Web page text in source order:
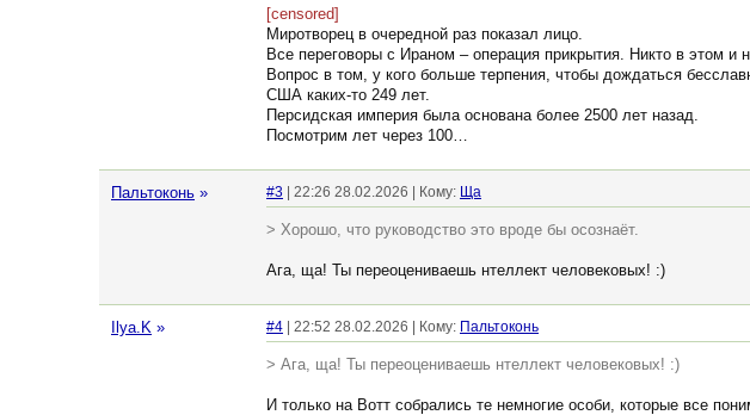
[censored]
Миротворец в очередной раз показал лицо.
Все переговоры с Ираном – операция прикрытия. Никто в этом и
Вопрос в том, у кого больше терпения, чтобы дождаться
США каких-то 249 лет.
Персидская империя была основана более 2500 лет назад.
Посмотрим лет через 100…
Пальтоконь » #3 | 22:26 28.02.2026 | Кому: Ща
> Хорошо, что руководство это вроде бы осознаёт.
Ага, ща! Ты переоцениваешь нтеллект человековых! :)
Ilya.K » #4 | 22:52 28.02.2026 | Кому: Пальтоконь
> Ага, ща! Ты переоцениваешь нтеллект человековых! :)
И только на Вотт собрались те немногие особи, которые все